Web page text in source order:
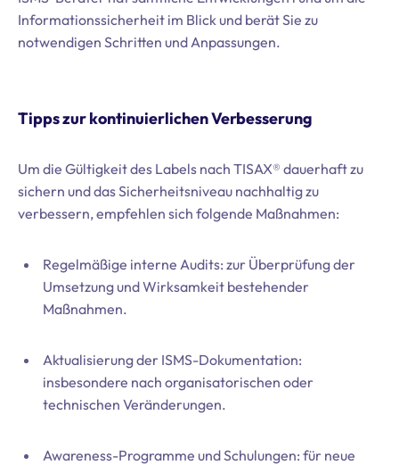
Informationssicherheit im Blick und berät Sie zu
notwendigen Schritten und Anpassungen.
Tipps zur kontinuierlichen Verbesserung
Um die Gültigkeit des Labels nach TISAX® dauerhaft zu
sichern und das Sicherheitsniveau nachhaltig zu
verbessern, empfehlen sich folgende Maßnahmen:
Regelmäßige interne Audits: zur Überprüfung der
Umsetzung und Wirksamkeit bestehender
Maßnahmen.
Aktualisierung der ISMS-Dokumentation:
insbesondere nach organisatorischen oder
technischen Veränderungen.
Awareness-Programme und Schulungen: für neue